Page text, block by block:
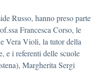
Russo, hanno preso parte
Francesca Corso, le
Vera Violi, la tutor della
e i referenti delle scuole
Margherita Sergi